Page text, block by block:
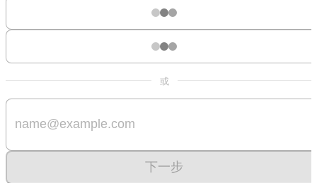
或
下一步